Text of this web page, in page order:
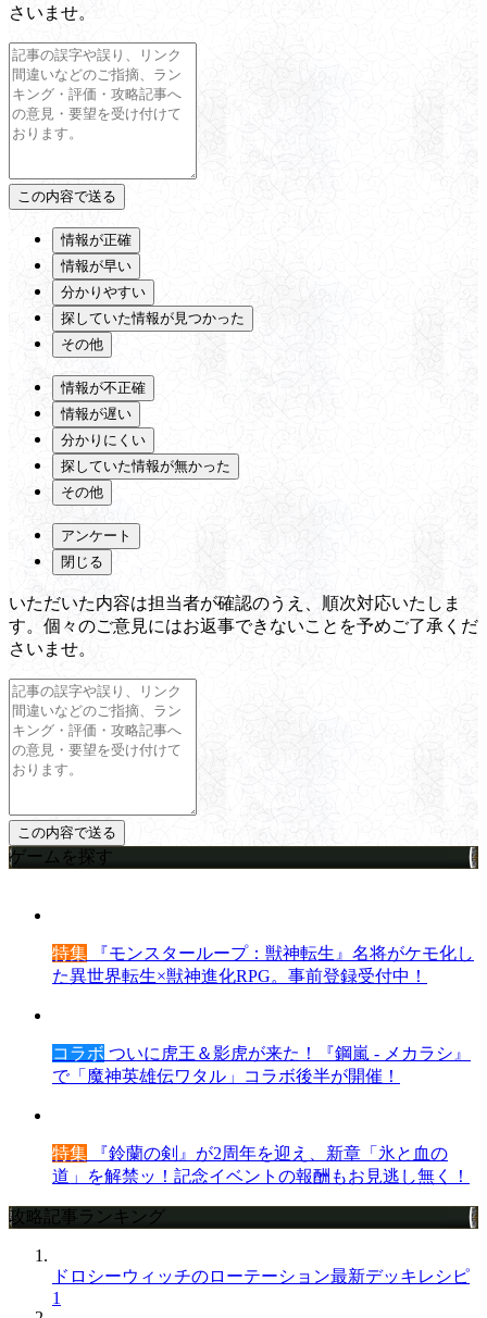
さいませ。
情報が正確
情報が早い
分かりやすい
探していた情報が見つかった
その他
情報が不正確
情報が遅い
分かりにくい
探していた情報が無かった
その他
アンケート
閉じる
いただいた内容は担当者が確認のうえ、順次対応いたしま
す。個々のご意見にはお返事できないことを予めご了承くだ
さいませ。
ゲームを探す
特集 『モンスターループ：獣神転生』名将がケモ化し
た異世界転生×獣神進化RPG。事前登録受付中！
コラボ ついに虎王＆影虎が来た！『鋼嵐 - メカラシ』
で「魔神英雄伝ワタル」コラボ後半が開催！
特集 『鈴蘭の剣』が2周年を迎え、新章「氷と血の
道」を解禁ッ！記念イベントの報酬もお見逃し無く！
攻略記事ランキング
ドロシーウィッチのローテーション最新デッキレシピ
1